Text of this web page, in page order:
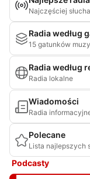
Najczęściej
Radia według
15 gatunków
Radia według
Radia lokalne
Wiadomości
Radia
Polecane
Lista najlepszych
Podcasty